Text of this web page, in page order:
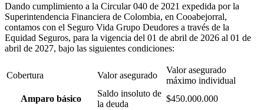
Dando cumplimiento a la Circular 040 de 2021 expedida por la
Superintendencia Financiera de Colombia, en Cooabejorral,
contamos con el Seguro Vida Grupo Deudores a través de la
Equidad Seguros, para la vigencia del 01 de abril de 2026 al 01 de
abril de 2027, bajo las siguientes condiciones:
Cobertura Valor asegurado
Valor asegurado
máximo individual
Amparo básico
Saldo insoluto de
la deuda
$450.000.000